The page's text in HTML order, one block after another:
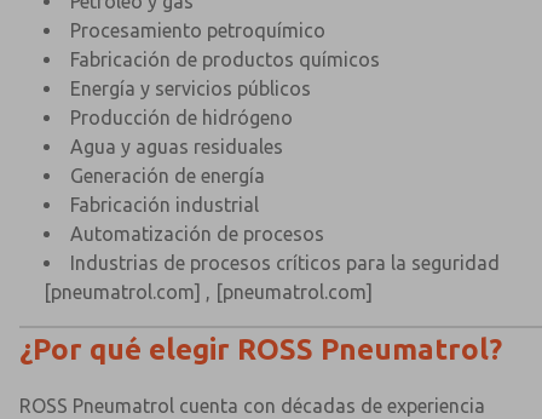
Procesamiento petroquímico
Fabricación de productos químicos
Energía y servicios públicos
Producción de hidrógeno
Agua y aguas residuales
Generación de energía
Fabricación industrial
Automatización de procesos
Industrias de procesos críticos para la seguridad
[pneumatrol.com] , [pneumatrol.com]
¿Por qué elegir ROSS Pneumatrol?
ROSS Pneumatrol cuenta con décadas de experiencia